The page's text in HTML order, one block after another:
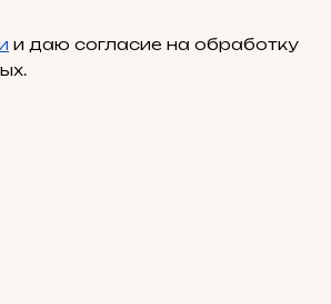
и даю согласие на обработку